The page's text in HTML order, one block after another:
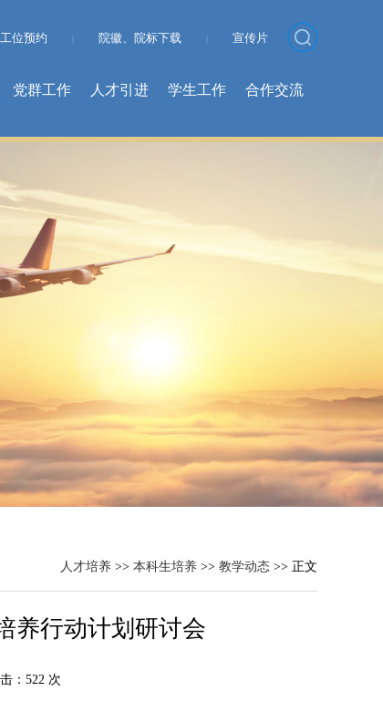
位预约 院徽、院标下载 宣传片
党群工作 人才引进 学生工作 合作交流
人才培养 >> 本科生培养 >> 教学动态 >> 正文
养行动计划研讨会
： 522 次